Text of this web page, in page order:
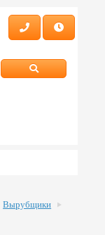
Вырубщики